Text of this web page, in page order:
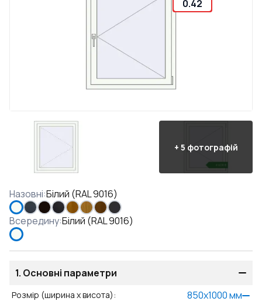
0.42
+ 5 фотографій
Назовні:Білий (RAL 9016)
Всередину:Білий (RAL 9016)
1. Основні параметри
Розмір (ширина x висота): 850x1000мм